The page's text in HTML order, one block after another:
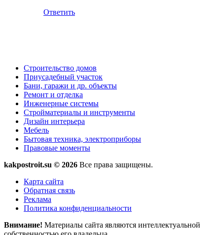
Ответить
Строительство домов
Приусадебный участок
Бани, гаражи и др. объекты
Ремонт и отделка
Инженерные системы
Стройматериалы и инструменты
Дизайн интерьера
Мебель
Бытовая техника, электроприборы
Правовые моменты
kakpostroit.su © 2026 Все права защищены.
Карта сайта
Обратная связь
Реклама
Политика конфиденциальности
Внимание! Материалы сайта являются интеллектуальной